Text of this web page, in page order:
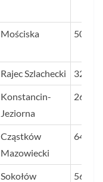
Mościska 50
Rajec Szlachecki 32
Konstancin-
Jeziorna
26
Cząstków
Mazowiecki
64
Sokołów 56